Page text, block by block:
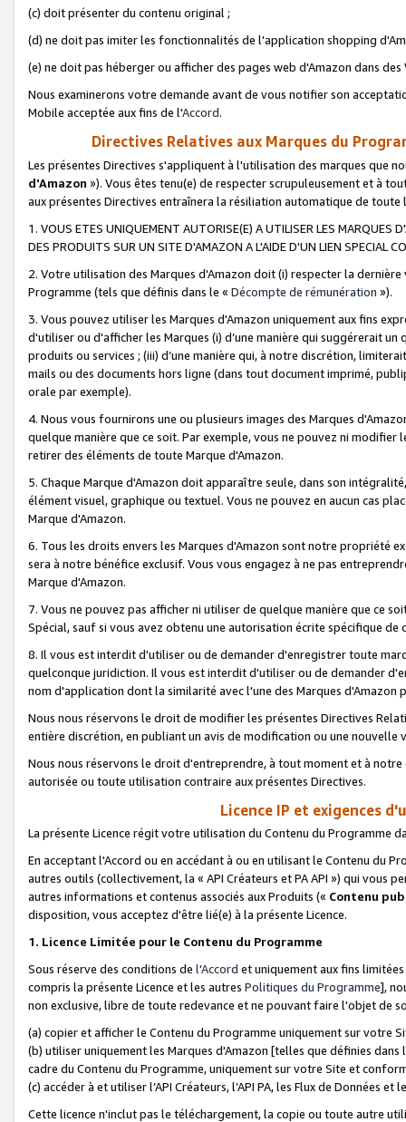
(c) doit présenter du contenu original ;
(d) ne doit pas imiter les fonctionnalités de l'application shopping
(e) ne doit pas héberger ou afficher des pages web d'Amazon dans
Nous examinerons votre demande avant de vous notifier son
Mobile acceptée aux fins de l'Accord.
Directives Relatives aux Marques du
Les présentes Directives s'appliquent à l'utilisation des marques que
d'Amazon »). Vous êtes tenu(e) de respecter scrupuleusement et à
aux présentes Directives entraînera la résiliation automatique de
1. VOUS ETES UNIQUEMENT AUTORISE(E) A UTILISER LES MARQUES
DES PRODUITS SUR UN SITE D'AMAZON A L'AIDE D'UN LIEN SPECIAL
2. Votre utilisation des Marques d'Amazon doit (i) respecter la
Programme (tels que définis dans le « Décompte de rémunération »).
3. Vous pouvez utiliser les Marques d'Amazon uniquement aux fins
d'utiliser ou d'afficher les Marques (i) d’une manière qui suggérerait
produits ou services ; (iii) d’une manière qui, à notre discrétion,
mails ou des documents hors ligne (dans tout document imprimé,
orale par exemple).
4. Nous vous fournirons une ou plusieurs images des Marques
quelque manière que ce soit. Par exemple, vous ne pouvez ni
retirer des éléments de toute Marque d'Amazon.
5. Chaque Marque d'Amazon doit apparaître seule, dans son
élément visuel, graphique ou textuel. Vous ne pouvez en aucun cas
Marque d'Amazon.
6. Tous les droits envers les Marques d'Amazon sont notre propriété
sera à notre bénéfice exclusif. Vous vous engagez à ne pas
Marque d'Amazon.
7. Vous ne pouvez pas afficher ni utiliser de quelque manière que ce
Spécial, sauf si vous avez obtenu une autorisation écrite spécifique de
8. Il vous est interdit d'utiliser ou de demander d'enregistrer toute
quelconque juridiction. Il vous est interdit d'utiliser ou de demander
nom d'application dont la similarité avec l'une des Marques
Nous nous réservons le droit de modifier les présentes Directives
entière discrétion, en publiant un avis de modification ou une nouvelle
Nous nous réservons le droit d'entreprendre, à tout moment et à
autorisée ou toute utilisation contraire aux présentes Directives.
Licence IP et exigences
La présente Licence régit votre utilisation du Contenu du Programme
En acceptant l'Accord ou en accédant à ou en utilisant le Contenu du
autres outils (collectivement, la « API Créateurs et PA API ») qui vous
autres informations et contenus associés aux Produits (« Contenu
disposition, vous acceptez d'être lié(e) à la présente Licence.
1. Licence Limitée pour le Contenu du Programme
Sous réserve des conditions de l'Accord et uniquement aux fins
compris la présente Licence et les autres Politiques du Programme],
non exclusive, libre de toute redevance et ne pouvant faire l'objet de
(a) copier et afficher le Contenu du Programme uniquement sur votre
(b) utiliser uniquement les Marques d'Amazon [telles que définies dans
cadre du Contenu du Programme, uniquement sur votre Site et
(c) accéder à et utiliser l’API Créateurs, l’API PA, les Flux de Données
Cette licence n'inclut pas le téléchargement, la copie ou toute autre